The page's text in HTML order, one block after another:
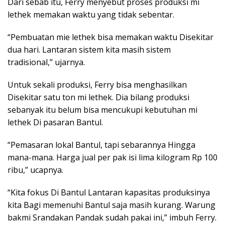
lethek memakan waktu yang tidak sebentar.
“Pembuatan mie lethek bisa memakan waktu Disekitar
dua hari. Lantaran sistem kita masih sistem
tradisional,” ujarnya.
Untuk sekali produksi, Ferry bisa menghasilkan
Disekitar satu ton mi lethek. Dia bilang produksi
sebanyak itu belum bisa mencukupi kebutuhan mi
lethek Di pasaran Bantul.
“Pemasaran lokal Bantul, tapi sebarannya Hingga
mana-mana. Harga jual per pak isi lima kilogram Rp 100
ribu,” ucapnya.
“Kita fokus Di Bantul Lantaran kapasitas produksinya
kita Bagi memenuhi Bantul saja masih kurang. Warung
bakmi Srandakan Pandak sudah pakai ini,” imbuh Ferry.